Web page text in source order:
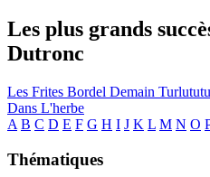
Les plus grands
Dutronc
Les Frites Bordel Demain Turlututu
Dans L'herbe
A B C D E F G H I J K L M N O
Thématiques